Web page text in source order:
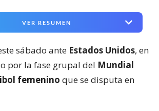
VER RESUMEN
sábado ante Estados Unidos, en
por la fase grupal del Mundial
femenino que se disputa en